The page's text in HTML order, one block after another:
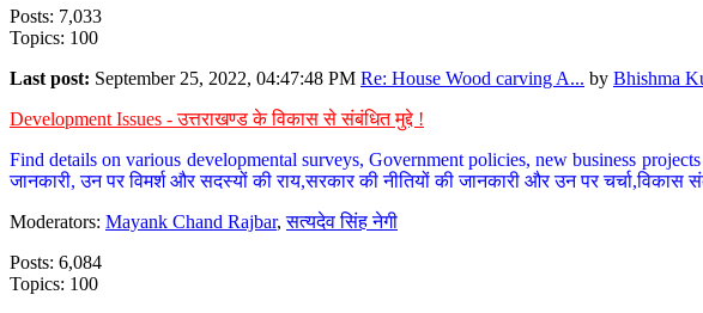
Posts: 7,033
Topics: 100
Last post: September 25, 2022, 04:47:48 PM Re: House Wood carving A... by Bhishma
Development Issues - उत्तराखण्ड के विकास से संबंधित मुद्दे !
Find details on various developmental surveys, Government policies, new business
जानकारी, उन पर विमर्श और सदस्यों की राय,सरकार की नीतियों की जानकारी और उन पर
Moderators: Mayank Chand Rajbar,सत्यदेव सिंह नेगी
Posts: 6,084
Topics: 100